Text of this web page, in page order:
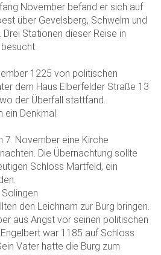
November befand er sich auf
über Gevelsberg, Schwelm und
Stationen dieser Reise in
1225 von politischen
dem Haus Elberfelder Straße 13
der Überfall stattfand.
ein Denkmal.
7. November eine Kirche
Die Übernachtung sollte
Schloss Martfeld, ein
den Leichnam zur Burg bringen.
aus Angst vor seinen politischen
war 1185 auf Schloss
Vater hatte die Burg zum